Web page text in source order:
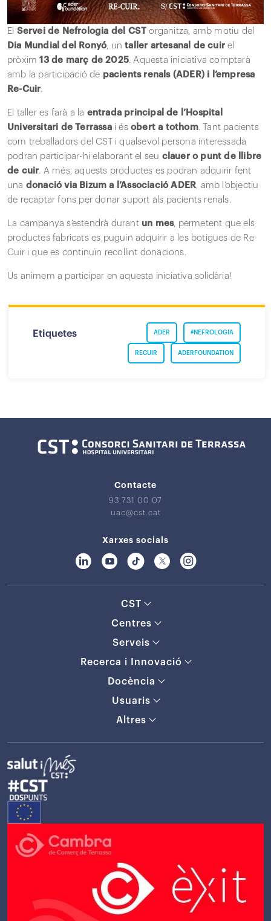
El Servei de Nefrologia del CST organitza, amb motiu del
Dia Mundial del Ronyó, untaller artesanal de cuir el
pròxim13 de març de 2025. Aquesta iniciativa comptarà
amb la participació de pacients renals (ADER) i l’empresa
Re-Cuir.
El taller es farà a la entrada principal de l’Hospital
Universitari de Terrassai ésobert a tothom. Tant pacients
com treballadors del CST i qualsevol persona interessada
podran participar-hi elaborant el seu clauer o punt de llibre
de cuir. A més, aquests productes es podran adquirir fent
una donació via Bizum a l’Associació ADER, amb l’objectiu
de recaptar fons per donar suport als pacients renals.
La campanya s’estendrà durant un mes, permetent que els
productes fabricats es puguin adquirir a les botigues de Re-
Cuir i que es continuïn recollint donacions.
Us animem a participar en aquesta iniciativa solidària!
Etiquetes #NEFROLOGIA
ADER
ADERFOUNDATION
RECUIR
Contacte
93 731 00 07
uac@cst.cat
Xarxes socials
CST
Centres
Serveis
Recerca i Innovació
Docència
Usuaris
Altres